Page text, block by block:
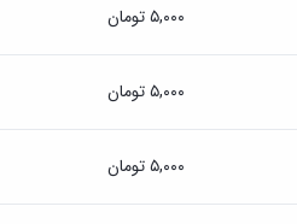
۵,۰۰۰ تومان
۵,۰۰۰ تومان
۵,۰۰۰ تومان